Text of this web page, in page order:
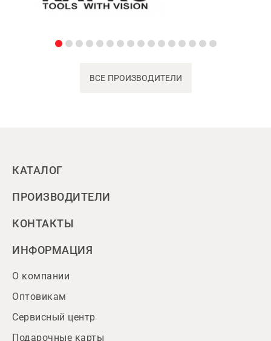
ВСЕ ПРОИЗВОДИТЕЛИ
КАТАЛОГ
ПРОИЗВОДИТЕЛИ
КОНТАКТЫ
ИНФОРМАЦИЯ
О компании
Оптовикам
Сервисный центр
Подарочные карты